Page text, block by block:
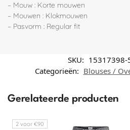
– Mouw : Korte mouwen
– Mouwen : Klokmouwen
– Pasvorm : Regular fit
SKU: 15317398-
Categorieën: Blouses /
Gerelateerde producten
2 voor €90